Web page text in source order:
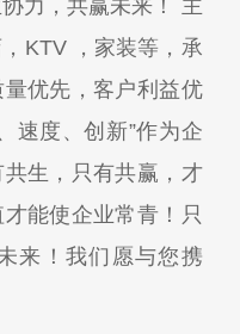
力，共赢未来！ 主
KTV ，家装等，承
优先，客户利益优
速度、创新”作为企
生，只有共赢，才
能使企业常青！只
来！我们愿与您携